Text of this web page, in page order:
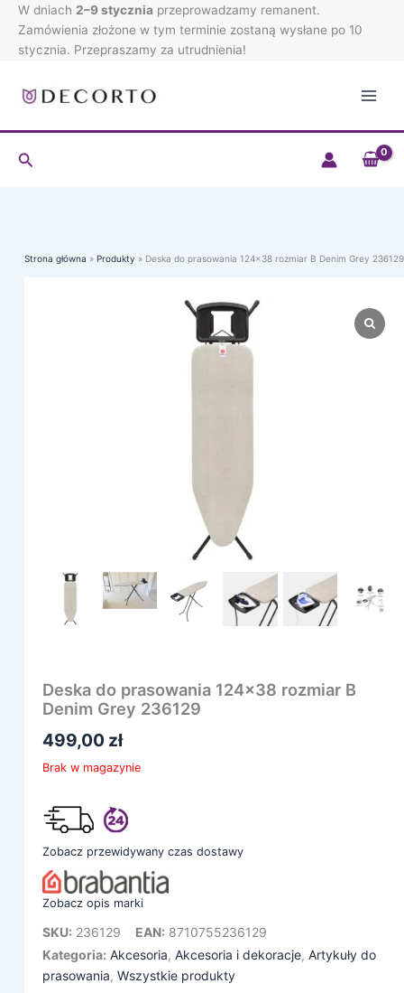
Przejdź
treści
W dniach 2–9 stycznia przeprowadzamy remanent.
Zamówienia złożone w tym terminie zostaną wysłane po 10
stycznia. Przepraszamy za utrudnienia!
Szukaj
Strona główna Produkty Deska do prasowania 124×38 rozmiar B Denim Grey 236129
Deska do prasowania 124×38 rozmiar B
Denim Grey 236129
499,00 zł
Brak w magazynie
Zobacz przewidywany czas dostawy
Zobacz opis marki
SKU: 236129 EAN: 8710755236129
Kategoria: Akcesoria, Akcesoria i dekoracje, Artykuły do
prasowania, Wszystkie produkty